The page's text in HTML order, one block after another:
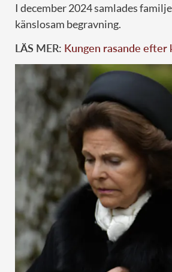
I december 2024 samlades
känslosam begravning.
LÄS MER: Kungen rasande efter